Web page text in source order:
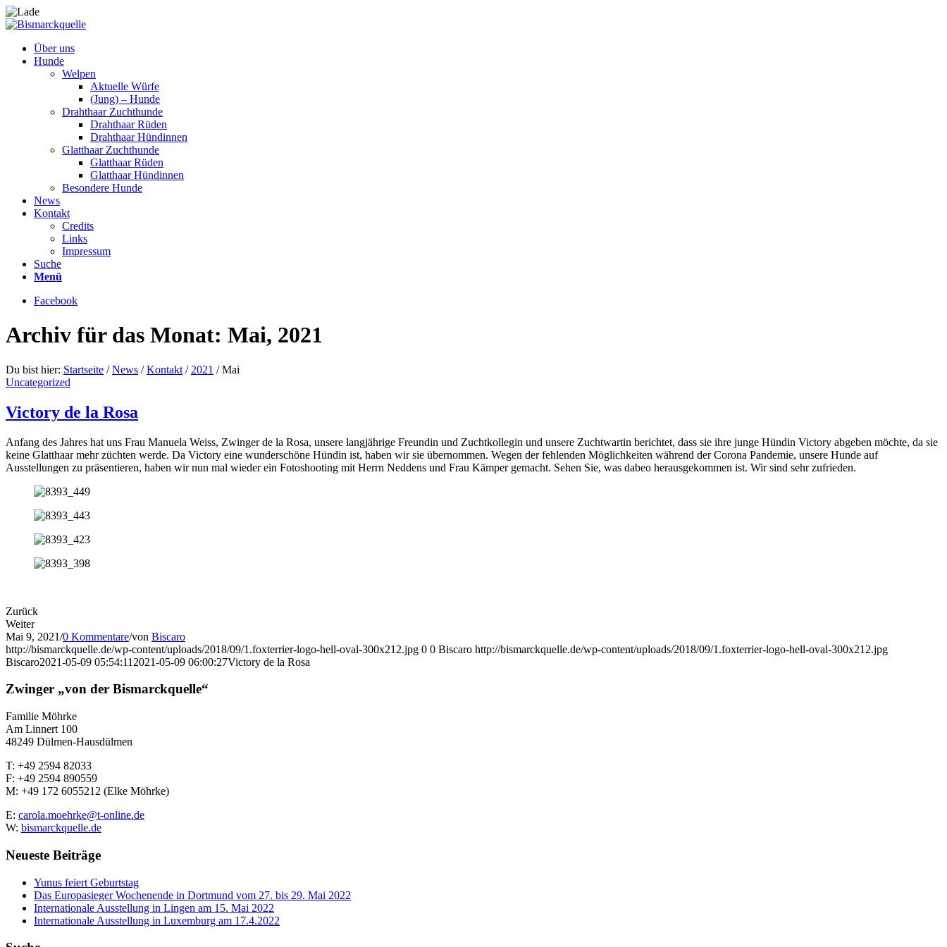
Über uns
Hunde
Welpen
Aktuelle Würfe
(Jung) – Hunde
Drahthaar Zuchthunde
Drahthaar Rüden
Drahthaar Hündinnen
Glatthaar Zuchthunde
Glatthaar Rüden
Glatthaar Hündinnen
Besondere Hunde
News
Kontakt
Credits
Links
Impressum
Suche
Menü
Facebook
Archiv für das Monat: Mai, 2021
Du bist hier: Startseite / News / Kontakt / 2021 / Mai
Uncategorized
Victory de la Rosa
Anfang des Jahres hat uns Frau Manuela Weiss, Zwinger de la Rosa, unsere langjährige Freundin und Zuchtkollegin und unsere Zuchtwartin berichtet, dass sie ihre junge Hündin Victory abgeben möchte, da sie
keine Glatthaar mehr züchten werde. Da Victory eine wunderschöne Hündin ist, haben wir sie übernommen. Wegen der fehlenden Möglichkeiten während der Corona Pandemie, unsere Hunde auf
Ausstellungen zu präsentieren, haben wir nun mal wieder ein Fotoshooting mit Herrn Neddens und Frau Kämper gemacht. Sehen Sie, was dabeo herausgekommen ist. Wir sind sehr zufrieden.
Zurück
Weiter
Mai 9, 2021/0 Kommentare/von Biscaro
http://bismarckquelle.de/wp-content/uploads/2018/09/1.foxterrier-logo-hell-oval-300x212.jpg 0 0 Biscaro http://bismarckquelle.de/wp-content/uploads/2018/09/1.foxterrier-logo-hell-oval-300x212.jpg
Biscaro2021-05-09 05:54:11 2021-05-09 06:00:27Victory de la Rosa
Zwinger „von der Bismarckquelle“
Familie Möhrke
Am Linnert 100
48249 Dülmen-Hausdülmen
T: +49 2594 82033
F: +49 2594 890559
M: +49 172 6055212 (Elke Möhrke)
E: carola.moehrke@t-online.de
W: bismarckquelle.de
Neueste Beiträge
Yunus feiert Geburtstag
Das Europasieger Wochenende in Dortmund vom 27. bis 29. Mai 2022
Internationale Ausstellung in Lingen am 15. Mai 2022
Internationale Ausstellung in Luxemburg am 17.4.2022